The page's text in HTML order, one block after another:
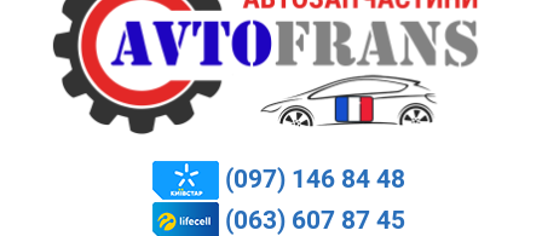
(097) 146 84 48
(063) 607 87 45